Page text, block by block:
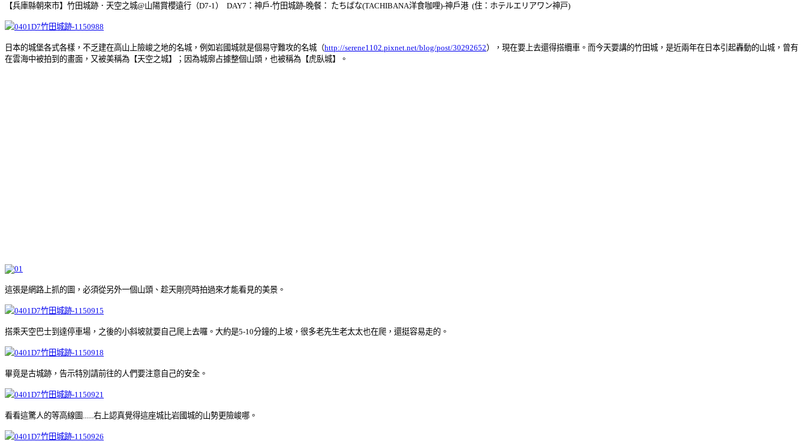
【兵庫縣朝來市】竹田城跡．天空之城@山陽賞櫻遠行（D7-1） DAY7：神戶-竹田城跡-晚餐： たちばな(TACHIBANA洋食咖哩)-神戶港 (住：ホテルエリアワン神戸)
日本的城堡各式各樣，不乏建在高山上險峻之地的名城，例如岩國城就是個易守難攻的名城（http://serene1102.pixnet.net/blog/post/30292652），現在要上去還得搭纜車。而今天要講的竹田城，是近兩年在日本引起轟動的山城，曾有
在雲海中被拍到的畫面，又被美稱為【天空之城】；因為城廓占據整個山頭，也被稱為【虎臥城】。
這張是網路上抓的圖，必須從另外一個山頭、趁天剛亮時拍過來才能看見的美景。
搭乘天空巴士到達停車場，之後的小斜坡就要自己爬上去囉。大約是5-10分鐘的上坡，很多老先生老太太也在爬，還挺容易走的。
畢竟是古城跡，告示特別請前往的人們要注意自己的安全。
看看這驚人的等高線圖......右上認真覺得這座城比岩國城的山勢更險峻哪。